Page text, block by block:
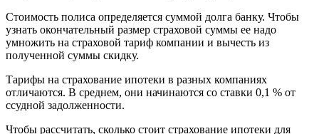
Стоимость полиса определяется суммой долга банку. Чтобы
узнать окончательный размер страховой суммы ее надо
умножить на страховой тариф компании и вычесть из
полученной суммы скидку.
Тарифы на страхование ипотеки в разных компаниях
отличаются. В среднем, они начинаются со ставки 0,1 % от
ссудной задолженности.
Чтобы рассчитать, сколько стоит страхование ипотеки для